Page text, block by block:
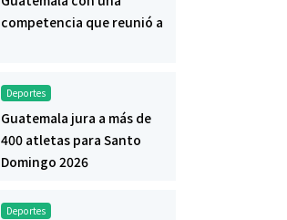
competencia que reunió a
Deportes
Guatemala jura a más de
400 atletas para Santo
Domingo 2026
Deportes